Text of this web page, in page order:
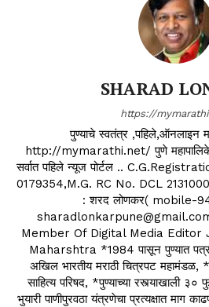
SHARAD
https://
पुण्याचे स्वतंत्र ,पहिले,ऑनलाइन
http://mymarathi.net/ पुणे
सर्वात पहिले न्यूज पोर्टल ..
0179354,M.G. RC No. DCL
: शरद लोणकर( mobile-
Member Of Digital Media Editor
Maharshtra *1984 पासून पुण्यात
अखिल भारतीय मराठी चित्रपट महामंडळ,
साहित्य परिषद, *पुण्याच्या रस्त्याखाली
भुयारी पाणीपुरवठा यंत्रणेचा प्रत्यक्षात माग